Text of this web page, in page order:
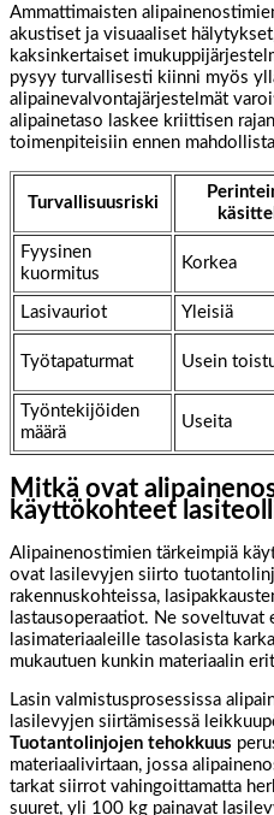
Ammattimaisten
akustiset ja visuaaliset
kaksinkertaiset
pysyy turvallisesti kiinni myös
alipainevalvontajärjestelmät
alipainetaso laskee kriittisen
toimenpiteisiin ennen
Turvallisuusriski
Fyysinen
kuormitus
Korkea
Lasivauriot Yleisiä
Työtapaturmat Usein
Työntekijöiden
määrä
Useita
Mitkä ovat
käyttökohteet
Alipainenostimien tärkeimpiä
ovat lasilevyjen siirto
rakennuskohteissa,
lastausoperaatiot. Ne
lasimateriaaleille tasolasista
mukautuen kunkin materiaalin
Lasin valmistusprosessissa
lasilevyjen siirtämisessä
Tuotantolinjojen tehokkuus
materiaalivirtaan, jossa
tarkat siirrot vahingoittamatta
suuret, yli 100 kg painavat